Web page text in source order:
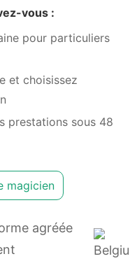
vous :
pour particuliers
et choisissez
prestations sous 48
magicien
agréée